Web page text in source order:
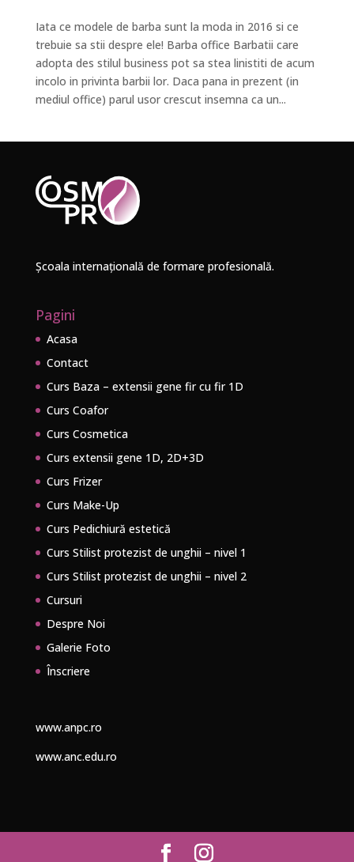
Iata ce modele de barba sunt la moda in 2016 si ce
trebuie sa stii despre ele! Barba office Barbatii care
adopta des stilul business pot sa stea linistiti de acum
incolo in privinta barbii lor. Daca pana in prezent (in
mediul office) parul usor crescut insemna ca un...
Școala internațională de formare profesională.
Pagini
Acasa
Contact
Curs Baza – extensii gene fir cu fir 1D
Curs Coafor
Curs Cosmetica
Curs extensii gene 1D, 2D+3D
Curs Frizer
Curs Make-Up
Curs Pedichiură estetică
Curs Stilist protezist de unghii – nivel 1
Curs Stilist protezist de unghii – nivel 2
Cursuri
Despre Noi
Galerie Foto
Înscriere
www.anpc.ro
www.anc.edu.ro